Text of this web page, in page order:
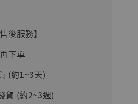
後服務】
下單
(約1~3天)
貨 (約2~3週)